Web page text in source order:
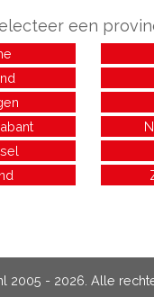
een
2005 - 2026. Alle